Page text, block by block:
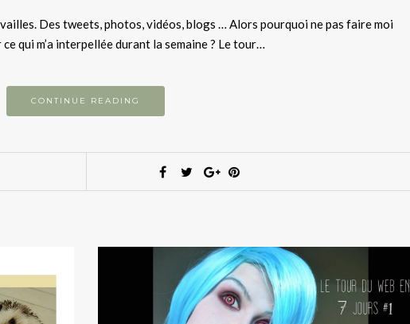
Des tweets, photos, vidéos, blogs … Alors pourquoi ne pas faire moi
qui m’a interpellée durant la semaine ? Le tour…
CONTINUE READING